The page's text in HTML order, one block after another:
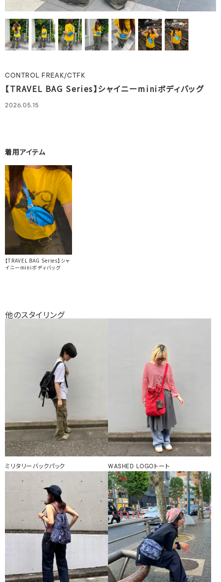
CONTROL FREAK/CTFK
【TRAVEL BAG Series】シャイニーminiボディバッグ
2026.05.15
着用アイテム
【TRAVEL BAG Series】シャ
イニーminiボディバッグ
他のスタイリング
ミリタリーバックパック WASHED LOGOトート